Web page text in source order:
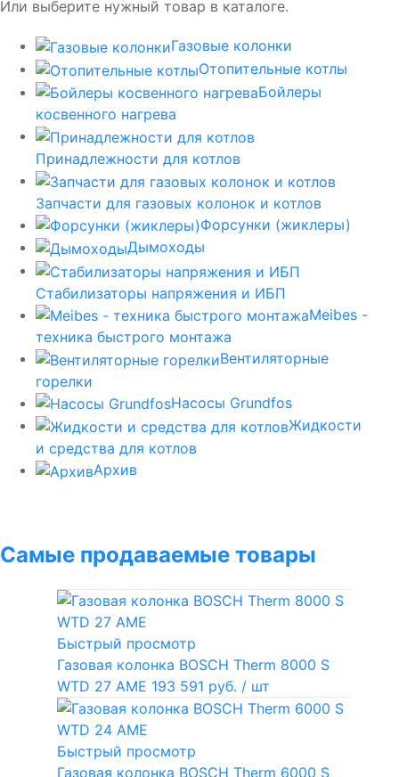
Или выберите нужный товар в каталоге.
Газовые колонки
Отопительные котлы
Бойлеры
косвенного нагрева
Принадлежности для котлов
Запчасти для газовых колонок и котлов
Форсунки (жиклеры)
Дымоходы
Стабилизаторы напряжения и ИБП
Meibes -
техника быстрого монтажа
Вентиляторные
горелки
Насосы Grundfos
Жидкости
и средства для котлов
Архив
Самые продаваемые товары
Быстрый просмотр
Газовая колонка BOSCH Therm 8000 S
WTD 27 AME 193 591 руб. / шт
Быстрый просмотр
Газовая колонка BOSCH Therm 6000 S